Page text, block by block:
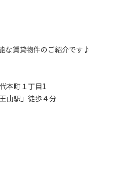
な賃貸物件のご紹介です♪
本町１丁目1
山駅」徒歩４分